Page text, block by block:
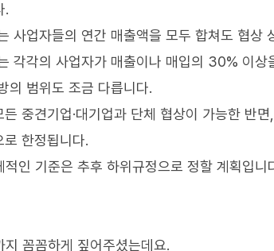
.
사업자들의 연간 매출액을 모두 합쳐도 협상
각각의 사업자가 매출이나 매입의 30% 이
의 범위도 조금 다릅니다.
든 중견기업·대기업과 단체 협상이 가능한 반
한정됩니다.
적인 기준은 추후 하위규정으로 정할 계획입니
꼼꼼하게 짚어주셨는데요.